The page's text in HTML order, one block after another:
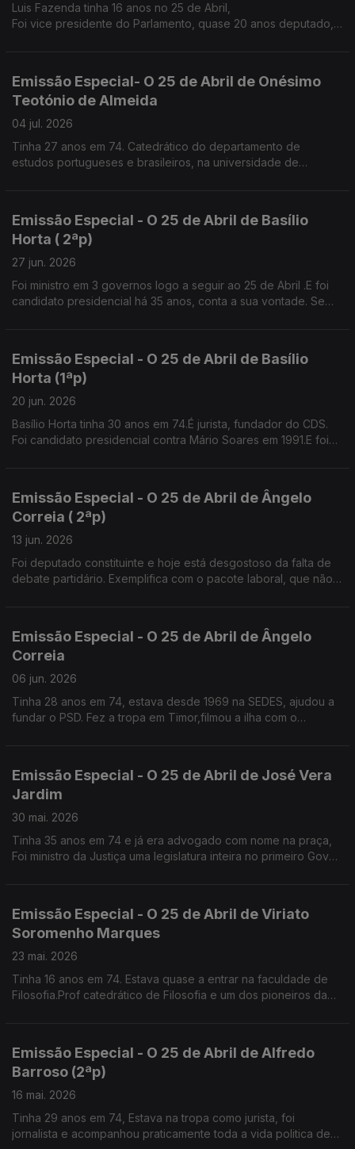
Luis Fazenda tinha 16 anos no 25 de Abril,
Foi vice presidente do Parlamento, quase 20 anos deputado,
Emissão Especial- O 25 de Abril de Onésimo
Teotónio de Almeida
04 jul. 2026
Tinha 27 anos em 74. Catedrático do departamento de
estudos portugueses e brasileiros, na universidade de
Emissão Especial - O 25 de Abril de Basílio
Horta ( 2ªp)
27 jun. 2026
Foi ministro em 3 governos logo a seguir ao 25 de Abril .E foi
candidato presidencial há 35 anos, conta a sua vontade. Se
Emissão Especial - O 25 de Abril de Basílio
Horta (1ªp)
20 jun. 2026
Basílio Horta tinha 30 anos em 74.É jurista, fundador do CDS.
Foi candidato presidencial contra Mário Soares em 1991.E foi
Emissão Especial - O 25 de Abril de Ângelo
Correia ( 2ªp)
13 jun. 2026
Foi deputado constituinte e hoje está desgostoso da falta de
debate partidário. Exemplifica com o pacote laboral, que não
Emissão Especial - O 25 de Abril de Ângelo
Correia
06 jun. 2026
Tinha 28 anos em 74, estava desde 1969 na SEDES, ajudou a
fundar o PSD. Fez a tropa em Timor,filmou a ilha com o
Emissão Especial - O 25 de Abril de José Vera
Jardim
30 mai. 2026
Tinha 35 anos em 74 e já era advogado com nome na praça,
Foi ministro da Justiça uma legislatura inteira no primeiro Gov
Emissão Especial - O 25 de Abril de Viriato
Soromenho Marques
23 mai. 2026
Tinha 16 anos em 74. Estava quase a entrar na faculdade de
Filosofia.Prof catedrático de Filosofia e um dos pioneiros da
Emissão Especial - O 25 de Abril de Alfredo
Barroso (2ªp)
16 mai. 2026
Tinha 29 anos em 74, Estava na tropa como jurista, foi
jornalista e acompanhou praticamente toda a vida politica de